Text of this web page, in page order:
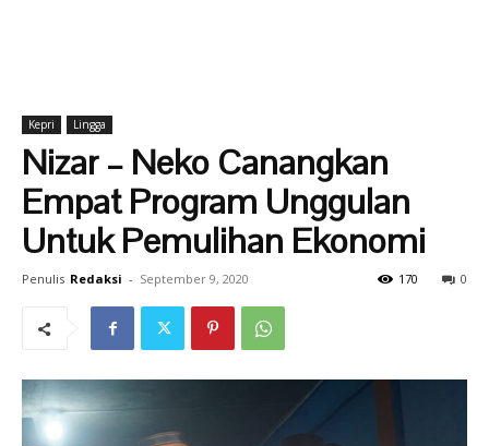
Kepri Lingga
Nizar – Neko Canangkan
Empat Program Unggulan
Untuk Pemulihan Ekonomi
Penulis Redaksi - September 9, 2020 0
170